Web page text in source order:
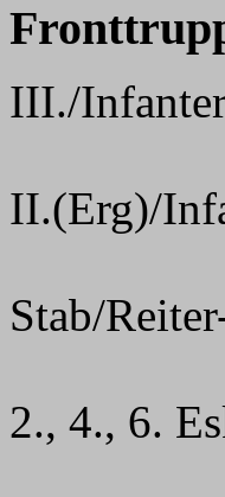
III./
II.(Erg)/
Stab/
2., 4., 6.